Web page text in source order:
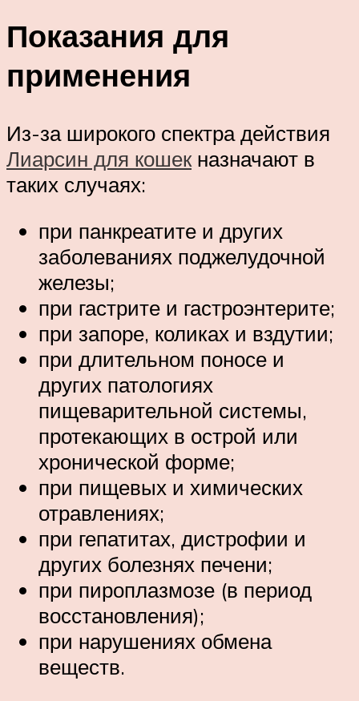
Показания для
применения
Из-за широкого спектра действия
Лиарсин для кошек назначают в
таких случаях:
при панкреатите и других
заболеваниях поджелудочной
железы;
при гастрите и гастроэнтерите;
при запоре, коликах и вздутии;
при длительном поносе и
других патологиях
пищеварительной системы,
протекающих в острой или
хронической форме;
при пищевых и химических
отравлениях;
при гепатитах, дистрофии и
других болезнях печени;
при пироплазмозе (в период
восстановления);
при нарушениях обмена
веществ.